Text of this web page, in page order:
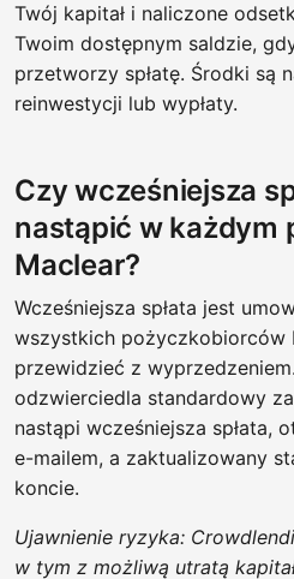
Twój kapitał i naliczone
Twoim dostępnym saldzie,
przetworzy spłatę. Środki są
reinwestycji lub wypłaty.
Czy wcześniejsza
nastąpić w każdym
Maclear?
Wcześniejsza spłata jest
wszystkich pożyczkobiorców
przewidzieć z
odzwierciedla standardowy
nastąpi wcześniejsza spłata,
e-mailem, a zaktualizowany
koncie.
Ujawnienie ryzyka:
w tym z możliwą utratą